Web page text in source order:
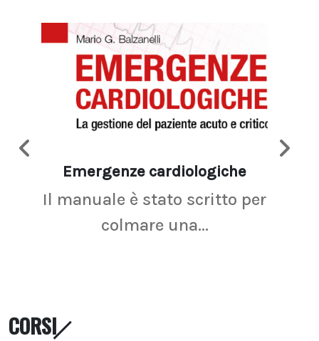
Emergenze cardiologiche
Il manuale è stato scritto per
colmare una...
CORSI